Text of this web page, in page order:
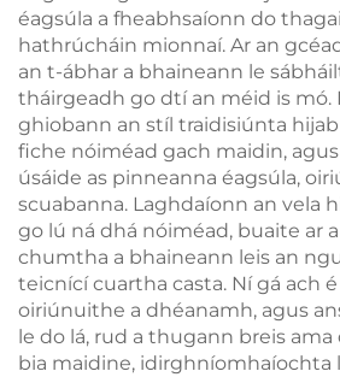
éagsúla a fheabhsaíonn do
hathrúcháin mionnaí. Ar an
an t-ábhar a bhaineann le
tháirgeadh go dtí an méid is mó.
ghiobann an stíl traidisiúnta
fiche nóiméad gach maidin,
úsáide as pinneanna éagsúla,
scuabanna. Laghdaíonn an vela
go lú ná dhá nóiméad, buaite ar
chumtha a bhaineann leis an
teicnící cuartha casta. Ní gá ach
oiriúnuithe a dhéanamh, agus
le do lá, rud a thugann breis
bia maidine, idirghníomhaíochta